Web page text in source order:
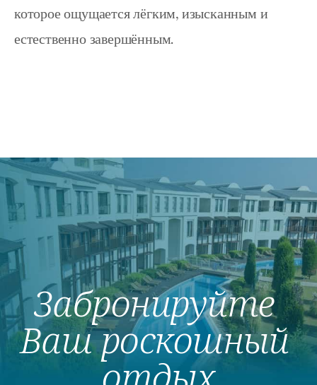
которое ощущается лёгким, изысканным и
естественно завершённым.
Забронируйте
Ваш роскошный